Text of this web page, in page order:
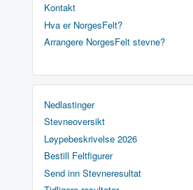
Kontakt
Hva er NorgesFelt?
Arrangere NorgesFelt stevne?
Nedlastinger
Stevneoversikt
Løypebeskrivelse 2026
Bestill Feltfigurer
Send inn Stevneresultat